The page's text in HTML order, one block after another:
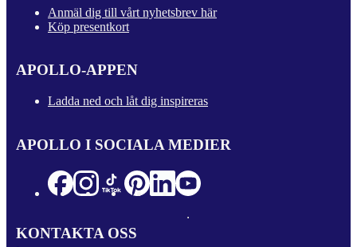
Anmäl dig till vårt nyhetsbrev här
Köp presentkort
APOLLO-APPEN
Ladda ned och låt dig inspireras
APOLLO I SOCIALA MEDIER
KONTAKTA OSS